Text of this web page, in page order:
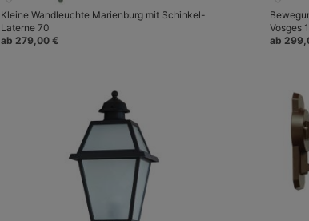
Kleine Wandleuchte Marienburg mit Schinkel-
Laterne 70
ab 279,00 €
Vosges 1
ab